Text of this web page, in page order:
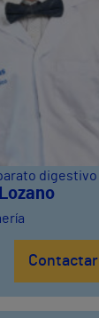
digestivo
Contactar